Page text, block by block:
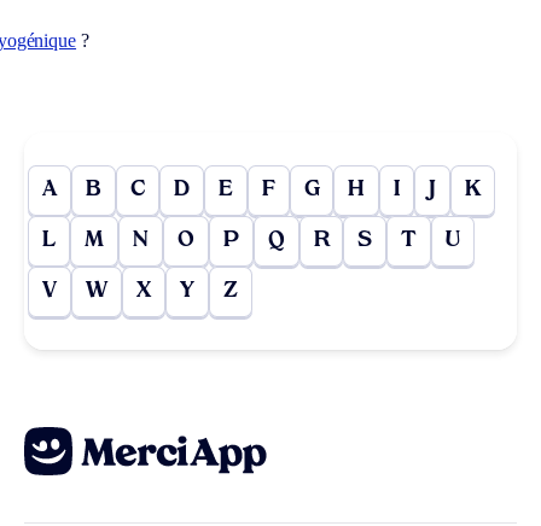
?
A B C D E F G H I J K
L M N O P Q R S T U
V W X Y Z